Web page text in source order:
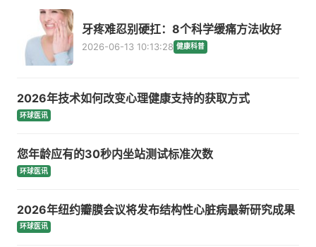
牙疼难忍别硬扛：8个科学缓痛方法收好
2026-06-13 10:13:28 健康科普
2026年技术如何改变心理健康支持的获取方式
环球医讯
您年龄应有的30秒内坐站测试标准次数
环球医讯
2026年纽约瓣膜会议将发布结构性心脏病最新研究成果
环球医讯